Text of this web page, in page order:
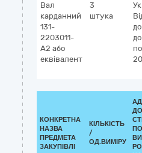
Вал
карданний
131-
2203011-
А2 або
еквівалент
3
штука
до
КОНКРЕТНА
НАЗВА
ПРЕДМЕТА
ЗАКУПІВЛІ
КІЛЬКІСТЬ
/
ОД.ВИМІРУ